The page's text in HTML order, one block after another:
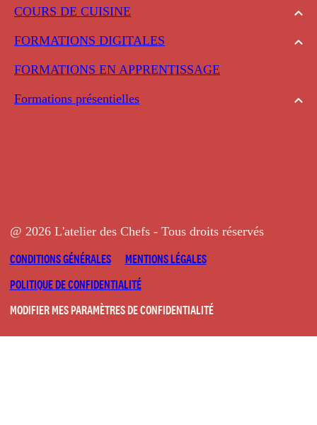
COURS DE CUISINE
FORMATIONS DIGITALES
FORMATIONS EN APPRENTISSAGE
Formations présentielles
@ 2026 L'atelier des Chefs - Tous droits réservés
CONDITIONS GÉNÉRALES
MENTIONS LÉGALES
POLITIQUE DE CONFIDENTIALITÉ
MODIFIER MES PARAMÈTRES DE CONFIDENTIALITÉ